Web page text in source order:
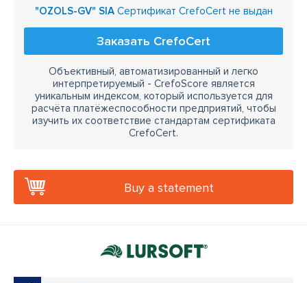
"OZOLS-GV" SIAСертификат CrefoCert не выдан
Заказать CrefoCert
Объективный, автоматизированный и легко
интерпретируемый - CrefoScore является
уникальным индексом, который используется для
расчёта платёжеспособности предприятий, чтобы
изучить их соответствие стандартам сертификата
CrefoCert.
Buy a statement